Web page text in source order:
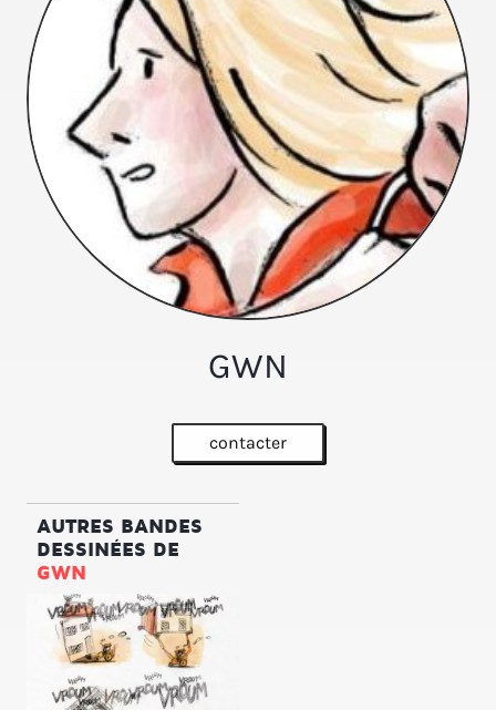
GWN
contacter
AUTRES BANDES
DESSINÉES DE
GWN